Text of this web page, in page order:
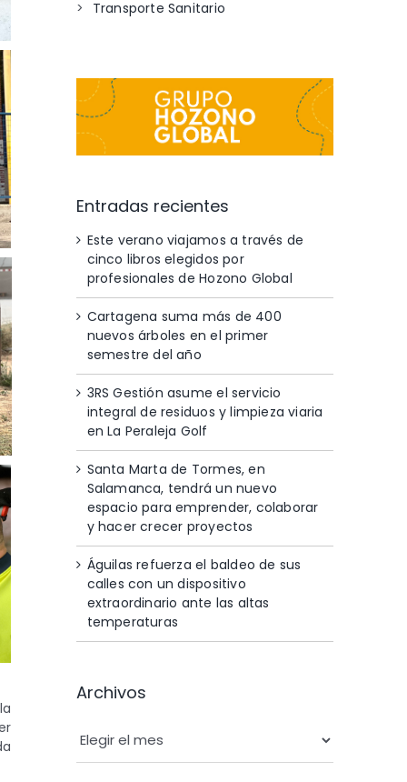
Transporte Sanitario
Entradas recientes
Este verano viajamos a través de
cinco libros elegidos por
profesionales de Hozono Global
Cartagena suma más de 400
nuevos árboles en el primer
semestre del año
3RS Gestión asume el servicio
integral de residuos y limpieza viaria
en La Peraleja Golf
Santa Marta de Tormes, en
Salamanca, tendrá un nuevo
espacio para emprender, colaborar
y hacer crecer proyectos
Águilas refuerza el baldeo de sus
calles con un dispositivo
extraordinario ante las altas
temperaturas
Archivos